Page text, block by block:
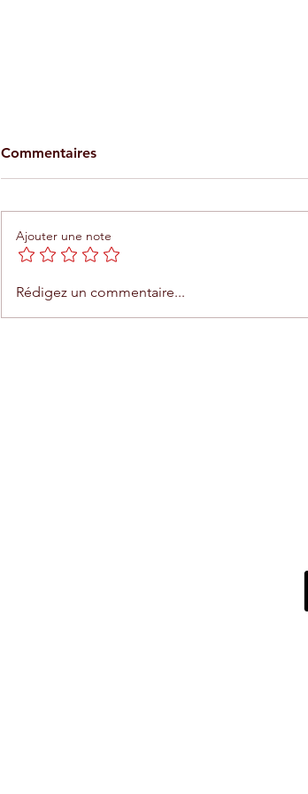
Téléphérique d'Agadir : une
expérience unique entre mer
Commentaires
Ajouter une note
Rédigez un commentaire...